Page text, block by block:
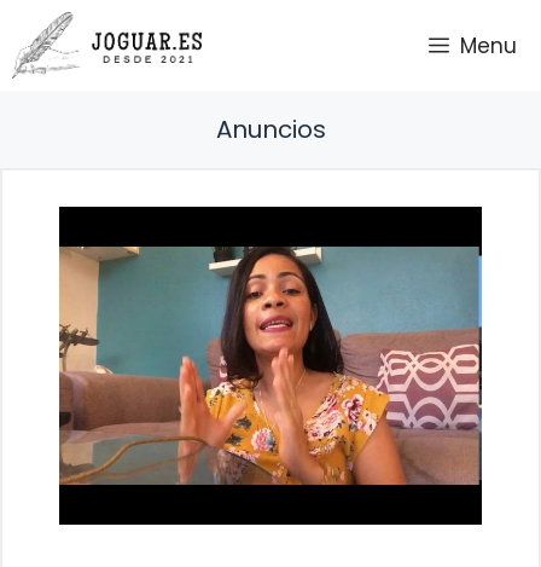
Saltar
al
contenido
Menu
Anuncios